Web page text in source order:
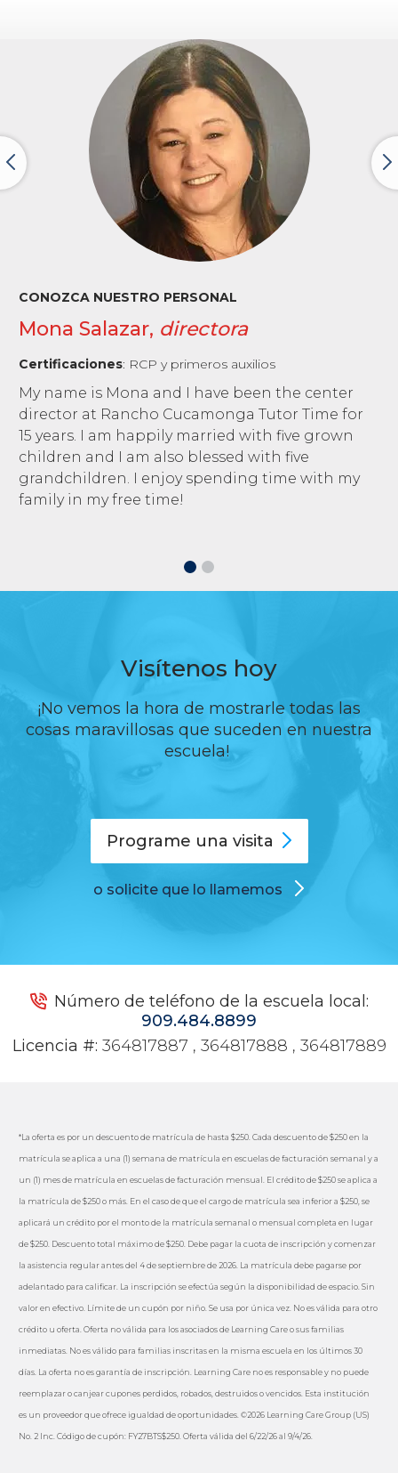
CONOZCA NUESTRO PERSONAL
Mona Salazar, directora
Certificaciones: RCP y primeros auxilios
My name is Mona and I have been the center
director at Rancho Cucamonga Tutor Time for
15 years. I am happily married with five grown
children and I am also blessed with five
grandchildren. I enjoy spending time with my
family in my free time!
Visítenos hoy
¡No vemos la hora de mostrarle todas las
cosas maravillosas que suceden en nuestra
escuela!
Programe una visita
o solicite que lo llamemos
Número de teléfono de la escuela local:
909.484.8899
Licencia #: 364817887 , 364817888 , 364817889
*La oferta es por un descuento de matrícula de hasta $250. Cada descuento de $250 en la
matrícula se aplica a una (1) semana de matrícula en escuelas de facturación semanal y a
un (1) mes de matrícula en escuelas de facturación mensual. El crédito de $250 se aplica a
la matrícula de $250 o más. En el caso de que el cargo de matrícula sea inferior a $250, se
aplicará un crédito por el monto de la matrícula semanal o mensual completa en lugar
de $250. Descuento total máximo de $250. Debe pagar la cuota de inscripción y comenzar
la asistencia regular antes del 4 de septiembre de 2026. La matrícula debe pagarse por
adelantado para calificar. La inscripción se efectúa según la disponibilidad de espacio. Sin
valor en efectivo. Límite de un cupón por niño. Se usa por única vez. No es válida para otro
crédito u oferta. Oferta no válida para los asociados de Learning Care o sus familias
inmediatas. No es válido para familias inscritas en la misma escuela en los últimos 30
días. La oferta no es garantía de inscripción. Learning Care no es responsable y no puede
reemplazar o canjear cupones perdidos, robados, destruidos o vencidos. Esta institución
es un proveedor que ofrece igualdad de oportunidades. ©2026 Learning Care Group (US)
No. 2 Inc. Código de cupón: FY27BTS$250. Oferta válida del 6/22/26 al 9/4/26.